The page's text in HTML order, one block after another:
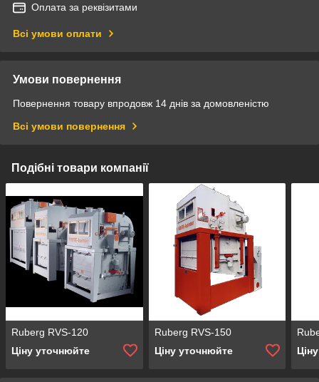
Оплата за реквізитами
Всі умови оплати
Умови повернення
Повернення товару впродовж 14 днів за домовленістю
Всі умови повернення
Подібні товари компанії
Ruberg RVS-120
Ціну уточнюйте
Ruberg RVS-150
Ціну уточнюйте